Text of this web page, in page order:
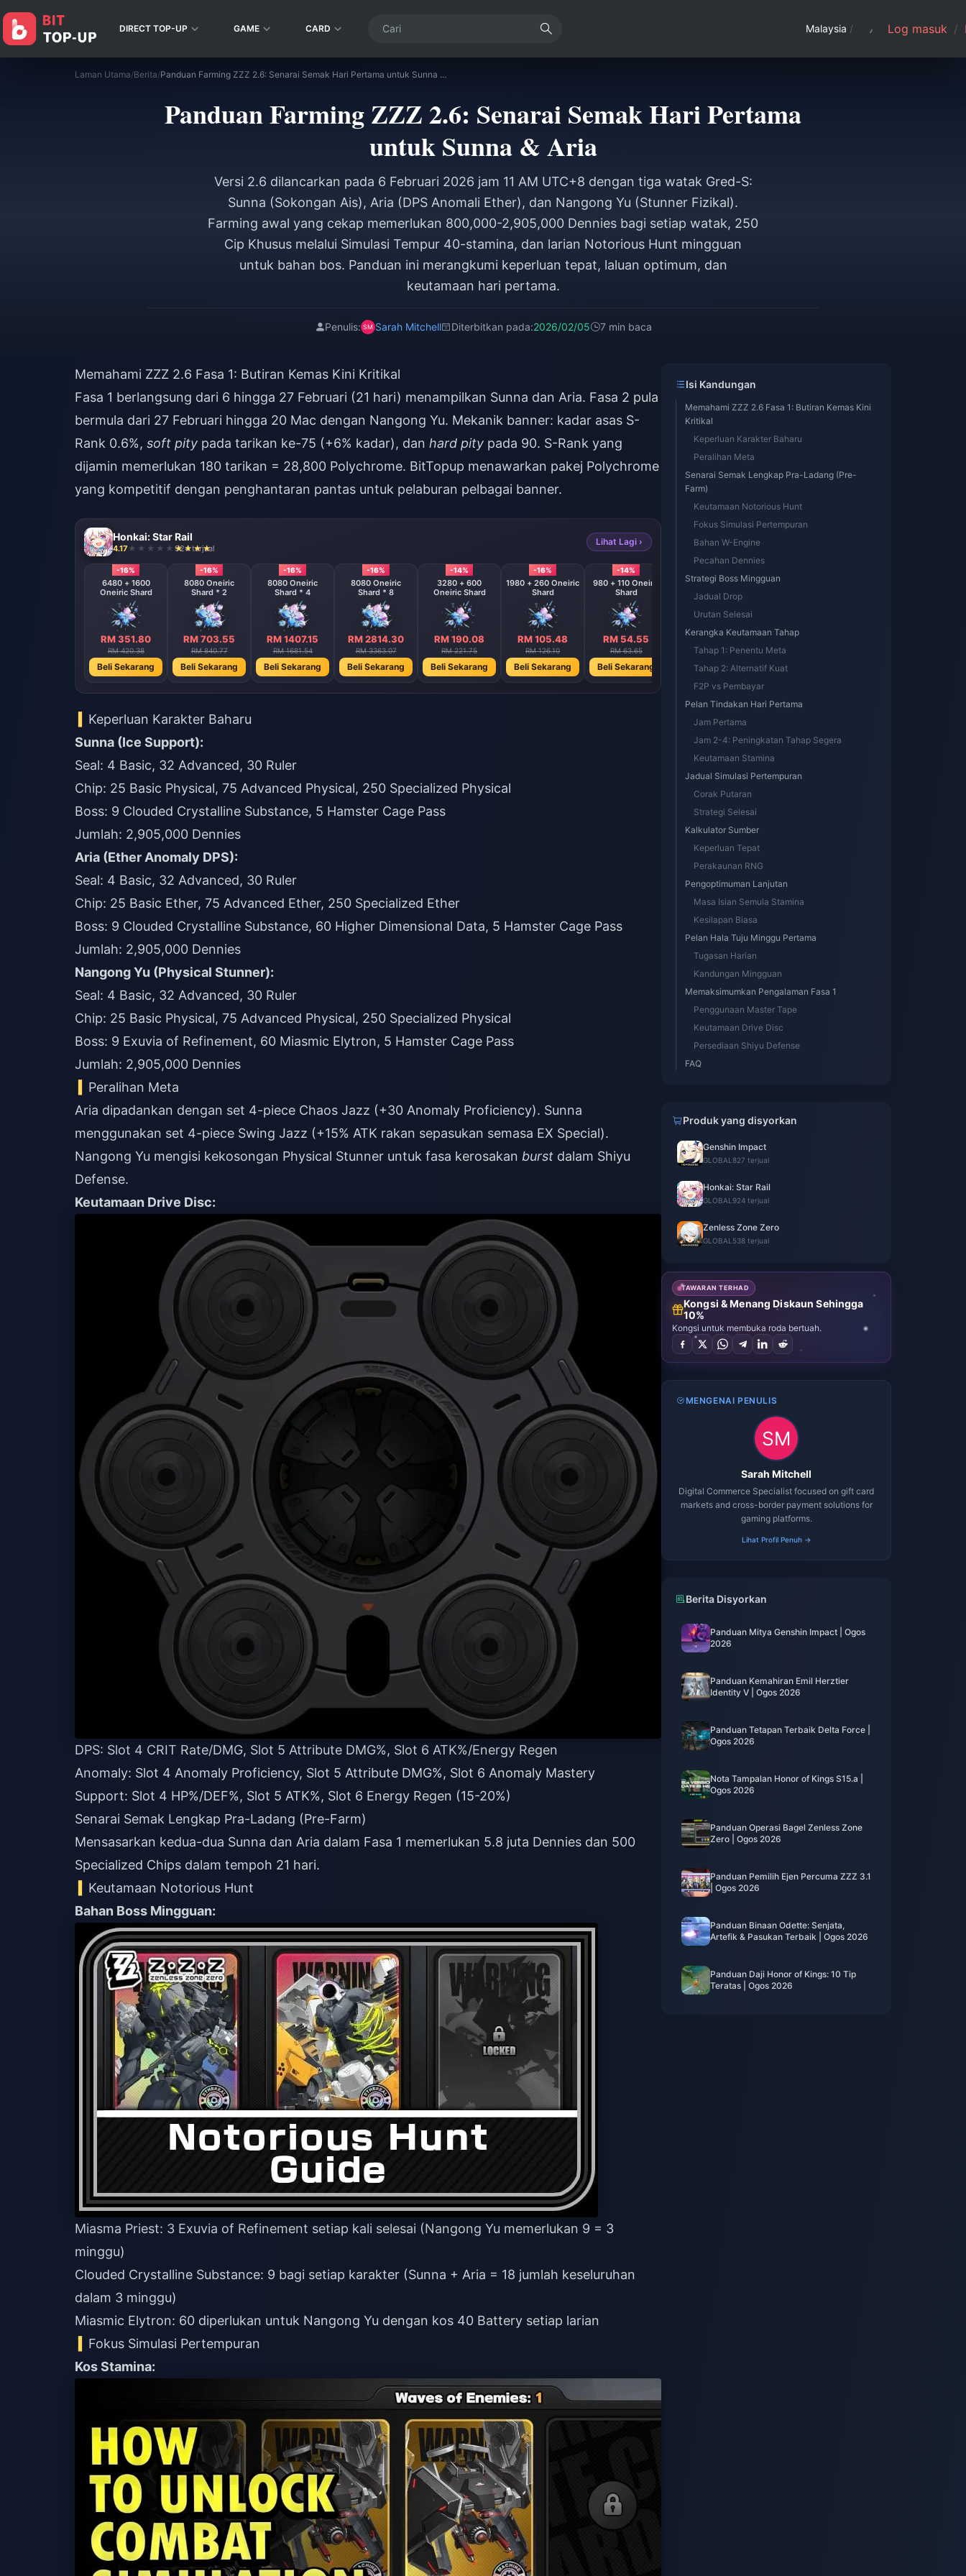
DIRECT TOP-UP GAME CARD Malaysia / Log masuk /
Laman Utama/Berita/ Panduan Farming ZZZ 2.6: Senarai Semak Hari Pertama untuk Sunna & Aria
Panduan Farming ZZZ 2.6: Senarai Semak Hari Pertama
untuk Sunna & Aria
Versi 2.6 dilancarkan pada 6 Februari 2026 jam 11 AM UTC+8 dengan tiga watak Gred-S:
Sunna (Sokongan Ais), Aria (DPS Anomali Ether), dan Nangong Yu (Stunner Fizikal).
Farming awal yang cekap memerlukan 800,000-2,905,000 Dennies bagi setiap watak, 250
Cip Khusus melalui Simulasi Tempur 40-stamina, dan larian Notorious Hunt mingguan
untuk bahan bos. Panduan ini merangkumi keperluan tepat, laluan optimum, dan
keutamaan hari pertama.
Penulis: Sarah Mitchell Diterbitkan pada:2026/02/05 7 min baca
Memahami ZZZ 2.6 Fasa 1: Butiran Kemas Kini Kritikal
Fasa 1 berlangsung dari 6 hingga 27 Februari (21 hari) menampilkan Sunna dan Aria. Fasa 2 pula
bermula dari 27 Februari hingga 20 Mac dengan Nangong Yu. Mekanik banner: kadar asas S-
Rank 0.6%, soft pity pada tarikan ke-75 (+6% kadar), dan hard pity pada 90. S-Rank yang
dijamin memerlukan 180 tarikan = 28,800 Polychrome. BitTopup menawarkan pakej Polychrome
yang kompetitif dengan penghantaran pantas untuk pelaburan pelbagai banner.
Honkai: Star Rail
4.17 924 terjual
Lihat Lagi ›
-16%
6480 + 1600
Oneiric Shard
RM 351.80
RM 420.38
Beli Sekarang
-16%
8080 Oneiric
Shard * 2
RM 703.55
RM 840.77
Beli Sekarang
-16%
8080 Oneiric
Shard * 4
RM 1407.15
RM 1681.54
Beli Sekarang
-16%
8080 Oneiric
Shard * 8
RM 2814.30
RM 3363.07
Beli Sekarang
-14%
3280 + 600
Oneiric Shard
RM 190.08
RM 221.75
Beli Sekarang
-16%
1980 + 260 Oneiric
Shard
RM 105.48
RM 126.10
Beli Sekarang
-14%
980 + 110 Oneiric
Shard
RM 54.55
RM 63.65
Beli Sekarang
Express Supply
Pass
RM 17.50
RM 21.02
Beli Sekarang
300 + 30 Oneiric
RM 17.54
RM 21.02
Beli Sekarang
Keperluan Karakter Baharu
Sunna (Ice Support):
Seal: 4 Basic, 32 Advanced, 30 Ruler
Chip: 25 Basic Physical, 75 Advanced Physical, 250 Specialized Physical
Boss: 9 Clouded Crystalline Substance, 5 Hamster Cage Pass
Jumlah: 2,905,000 Dennies
Aria (Ether Anomaly DPS):
Seal: 4 Basic, 32 Advanced, 30 Ruler
Chip: 25 Basic Ether, 75 Advanced Ether, 250 Specialized Ether
Boss: 9 Clouded Crystalline Substance, 60 Higher Dimensional Data, 5 Hamster Cage Pass
Jumlah: 2,905,000 Dennies
Nangong Yu (Physical Stunner):
Seal: 4 Basic, 32 Advanced, 30 Ruler
Chip: 25 Basic Physical, 75 Advanced Physical, 250 Specialized Physical
Boss: 9 Exuvia of Refinement, 60 Miasmic Elytron, 5 Hamster Cage Pass
Jumlah: 2,905,000 Dennies
Peralihan Meta
Aria dipadankan dengan set 4-piece Chaos Jazz (+30 Anomaly Proficiency). Sunna
menggunakan set 4-piece Swing Jazz (+15% ATK rakan sepasukan semasa EX Special).
Nangong Yu mengisi kekosongan Physical Stunner untuk fasa kerosakan burst dalam Shiyu
Defense.
Keutamaan Drive Disc:
DPS: Slot 4 CRIT Rate/DMG, Slot 5 Attribute DMG%, Slot 6 ATK%/Energy Regen
Anomaly: Slot 4 Anomaly Proficiency, Slot 5 Attribute DMG%, Slot 6 Anomaly Mastery
Support: Slot 4 HP%/DEF%, Slot 5 ATK%, Slot 6 Energy Regen (15-20%)
Senarai Semak Lengkap Pra-Ladang (Pre-Farm)
Mensasarkan kedua-dua Sunna dan Aria dalam Fasa 1 memerlukan 5.8 juta Dennies dan 500
Specialized Chips dalam tempoh 21 hari.
Keutamaan Notorious Hunt
Bahan Boss Mingguan:
Miasma Priest: 3 Exuvia of Refinement setiap kali selesai (Nangong Yu memerlukan 9 = 3
minggu)
Clouded Crystalline Substance: 9 bagi setiap karakter (Sunna + Aria = 18 jumlah keseluruhan
dalam 3 minggu)
Miasmic Elytron: 60 diperlukan untuk Nangong Yu dengan kos 40 Battery setiap larian
Fokus Simulasi Pertempuran
Kos Stamina:
Isi Kandungan
Memahami ZZZ 2.6 Fasa 1: Butiran Kemas Kini
Kritikal
Keperluan Karakter Baharu
Peralihan Meta
Senarai Semak Lengkap Pra-Ladang (Pre-
Farm)
Keutamaan Notorious Hunt
Fokus Simulasi Pertempuran
Bahan W-Engine
Pecahan Dennies
Strategi Boss Mingguan
Jadual Drop
Urutan Selesai
Kerangka Keutamaan Tahap
Tahap 1: Penentu Meta
Tahap 2: Alternatif Kuat
F2P vs Pembayar
Pelan Tindakan Hari Pertama
Jam Pertama
Jam 2-4: Peningkatan Tahap Segera
Keutamaan Stamina
Jadual Simulasi Pertempuran
Corak Putaran
Strategi Selesai
Kalkulator Sumber
Keperluan Tepat
Perakaunan RNG
Pengoptimuman Lanjutan
Masa Isian Semula Stamina
Kesilapan Biasa
Pelan Hala Tuju Minggu Pertama
Tugasan Harian
Kandungan Mingguan
Memaksimumkan Pengalaman Fasa 1
Penggunaan Master Tape
Keutamaan Drive Disc
Persediaan Shiyu Defense
FAQ
Produk yang disyorkan
Genshin Impact
GLOBAL 827 terjual
Honkai: Star Rail
GLOBAL 924 terjual
Zenless Zone Zero
GLOBAL 538 terjual
TAWARAN TERHAD
Kongsi & Menang Diskaun Sehingga
10%
Kongsi untuk membuka roda bertuah.
MENGENAI PENULIS
Sarah Mitchell
Digital Commerce Specialist focused on gift card
markets and cross-border payment solutions for
gaming platforms.
Lihat Profil Penuh →
Berita Disyorkan
Panduan Mitya Genshin Impact | Ogos
2026
Panduan Kemahiran Emil Herztier
Identity V | Ogos 2026
Panduan Tetapan Terbaik Delta Force |
Ogos 2026
Nota Tampalan Honor of Kings S15.a |
Ogos 2026
Panduan Operasi Bagel Zenless Zone
Zero | Ogos 2026
Panduan Pemilih Ejen Percuma ZZZ 3.1
| Ogos 2026
Panduan Binaan Odette: Senjata,
Artefik & Pasukan Terbaik | Ogos 2026
Panduan Daji Honor of Kings: 10 Tip
Teratas | Ogos 2026